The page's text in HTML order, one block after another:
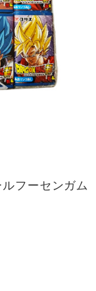
フーセンガム